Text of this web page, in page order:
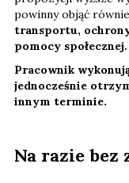
powinny objąć
transportu,
pomocy społecznej.
Pracownik
jednocześnie
innym terminie.
Na razie